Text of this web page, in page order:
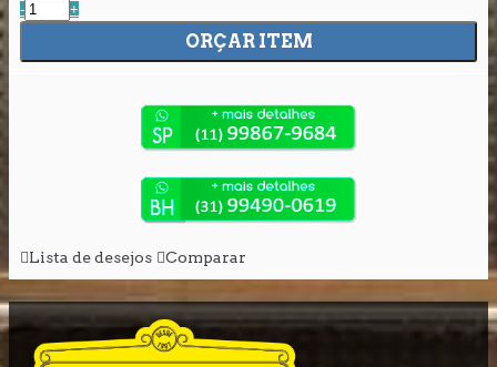
- +
ORÇAR ITEM
Lista de desejos Comparar